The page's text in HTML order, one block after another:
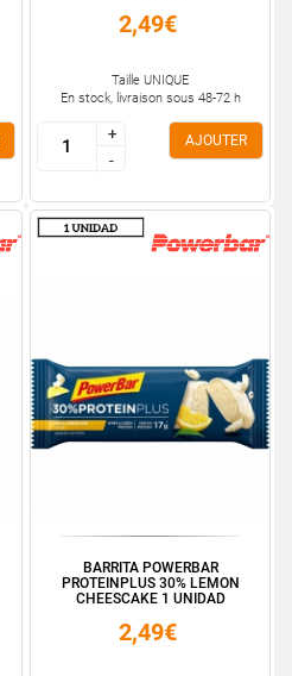
2,49€
Taille UNIQUE
En stock, livraison sous 48-72 h
+
-
+
-
AJOUTER
BARRITA POWERBAR
PROTEINPLUS 30% LEMON
CHEESCAKE 1 UNIDAD
2,49€